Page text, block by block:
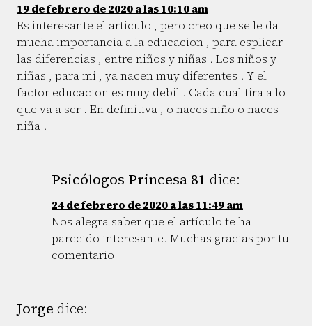
19 de febrero de 2020 a las 10:10 am
Es interesante el articulo , pero creo que se le da
mucha importancia a la educacion , para esplicar
las diferencias , entre niños y niñas . Los niños y
niñas , para mi , ya nacen muy diferentes . Y el
factor educacion es muy debil . Cada cual tira a lo
que va a ser . En definitiva , o naces niño o naces
niña .
Psicólogos Princesa 81 dice:
24 de febrero de 2020 a las 11:49 am
Nos alegra saber que el artículo te ha
parecido interesante. Muchas gracias por tu
comentario
Jorge dice: